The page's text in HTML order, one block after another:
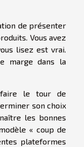
de présenter
Vous avez
lisez est vrai.
marge dans la
le tour de
son choix
les bonnes
« coup de
plateformes